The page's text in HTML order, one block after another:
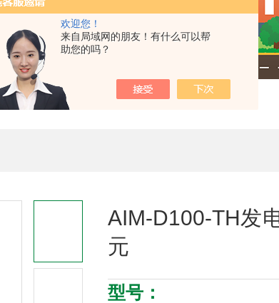
欢迎您！
来自局域网的朋友！有什么可以帮
助您的吗？
> AIM-D100-TH发电厂家直流系统绝缘监测单元
AIM-D100-TH发
元
型号：